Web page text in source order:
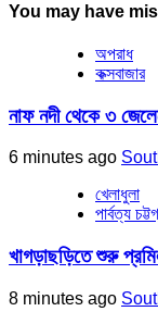
You may have
অপরাধ
কক্সবাজার
নাফ নদী থেকে ৩
6 minutes ago
খেলাধুলা
পার্বত্য
খাগড়াছড়িতে শুরু
8 minutes ago